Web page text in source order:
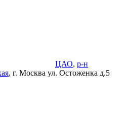
ЦАО, р-н
, г. Москва ул. Остоженка д.5